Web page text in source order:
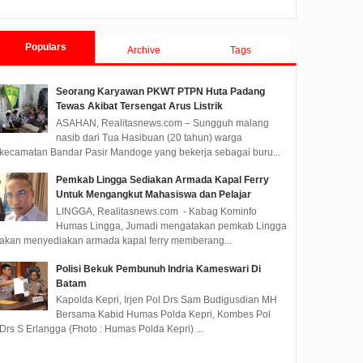
Kasubsi Bimbingan
Kegiatan Pimpin Apel
Negara Kelas II A Batam Said
Fahziyadi Alwi pimpin Ape...
untuk Negeri
2026 mengajak generasi
muda untuk menghadi...
Populars Archive Tags
Seorang Karyawan PKWT PTPN Huta Padang
Tewas Akibat Tersengat Arus Listrik
ASAHAN, Realitasnews.com – Sungguh malang
nasib dari Tua Hasibuan (20 tahun) warga
kecamatan Bandar Pasir Mandoge yang bekerja sebagai buru...
Pemkab Lingga Sediakan Armada Kapal Ferry
Untuk Mengangkut Mahasiswa dan Pelajar
LINGGA, Realitasnews.com - Kabag Kominfo
Humas Lingga, Jumadi mengatakan pemkab Lingga
akan menyediakan armada kapal ferry memberang...
Polisi Bekuk Pembunuh Indria Kameswari Di
Batam
Kapolda Kepri, Irjen Pol Drs Sam Budigusdian MH
Bersama Kabid Humas Polda Kepri, Kombes Pol
Drs S Erlangga (Fhoto : Humas Polda Kepri) ...